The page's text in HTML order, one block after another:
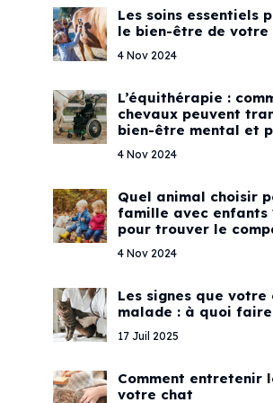
Les soins essentiels
le bien-être de votre
4 Nov 2024
L’équithérapie :
chevaux peuvent
bien-être mental et
4 Nov 2024
Quel animal choisir
famille avec enfants
pour trouver le
4 Nov 2024
Les signes que votre
malade : à quoi
17 Juil 2025
Comment entretenir
votre chat